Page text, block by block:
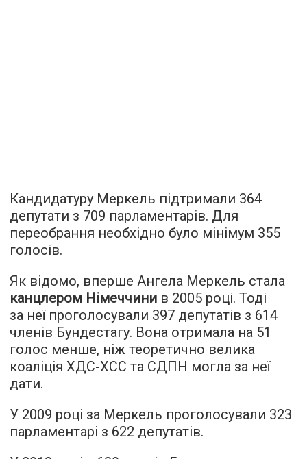
Кандидатуру Меркель підтримали 364
депутати з 709 парламентарів. Для
переобрання необхідно було мінімум 355
голосів.
Як відомо, вперше Ангела Меркель стала
канцлером Німеччини в 2005 році. Тоді
за неї проголосували 397 депутатів з 614
членів Бундестагу. Вона отримала на 51
голос менше, ніж теоретично велика
коаліція ХДС-ХСС та СДПН могла за неї
дати.
У 2009 році за Меркель проголосували 323
парламентарі з 622 депутатів.